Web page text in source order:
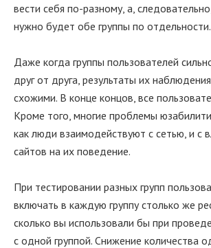
вести себя по-разному, а,
нужно будет обе группы по отдельности.
Даже когда группы пользователей
друг от друга, результаты их
схожими. В конце концов, все
Кроме того, многие проблемы юзабилити
как люди взаимодействуют с сетью, и с
сайтов на их поведение.
При тестировании разных групп
включать в каждую группу столько же
сколько вы использовали бы при
с одной группой. Снижение количества